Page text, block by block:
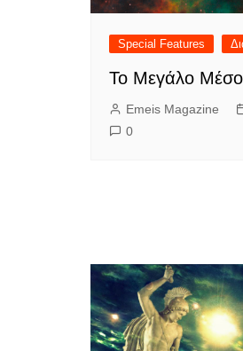
Special Features
Το Μεγάλο
Emeis Magazine
0